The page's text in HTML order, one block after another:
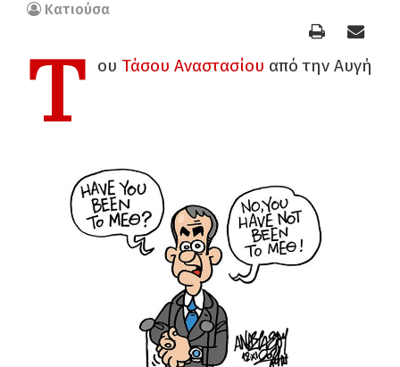
Κατιούσα
Τ ου Τάσου Αναστασίου από την Αυγή